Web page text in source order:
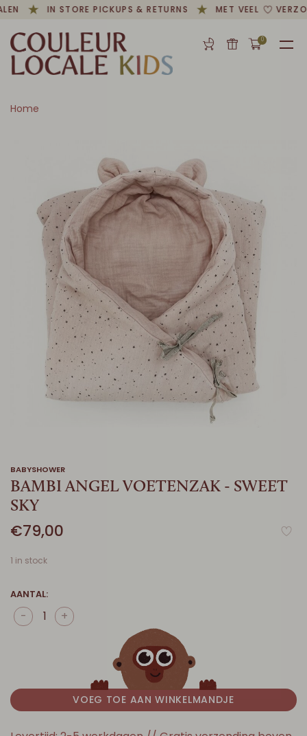
IN STORE PICKUPS & RETURNS MET VEEL
0
Home
BABYSHOWER
BAMBI ANGEL VOETENZAK - SWEET
SKY
€79,00
1 in stock
AANTAL:
+
-
VOEG TOE AAN WINKELMANDJE